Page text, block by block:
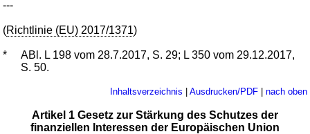
---
(Richtlinie (EU) 2017/1371)
*
ABl. L 198 vom 28.7.2017, S. 29; L 350 vom 29.12.2017,
S. 50.
Inhaltsverzeichnis | Ausdrucken/PDF| nach oben
Artikel 1 Gesetz zur Stärkung des Schutzes der
finanziellen Interessen der Europäischen Union